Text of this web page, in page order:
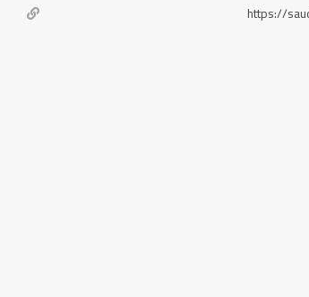
https://